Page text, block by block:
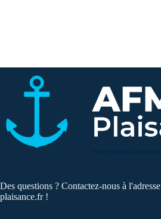
Des questions ? Contactez-nous à l'adresse
plaisance.fr!